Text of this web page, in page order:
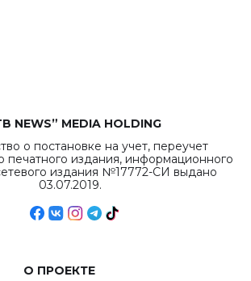
NEWS” MEDIA HOLDING
о постановке на учет, переучет
печатного издания, информационного
издания №17772-СИ выдано
03.07.2019.
О ПРОЕКТЕ